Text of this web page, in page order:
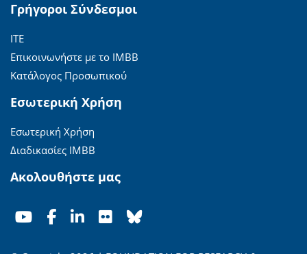
Γρήγοροι Σύνδεσμοι
ΙΤΕ
Επικοινωνήστε με το ΙΜΒΒ
Κατάλογος Προσωπικού
Εσωτερική Χρήση
Εσωτερική Χρήση
Διαδικασίες ΙΜΒΒ
Ακολουθήστε μας